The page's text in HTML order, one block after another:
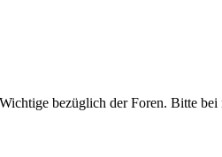
bezüglich der Foren. Bitte